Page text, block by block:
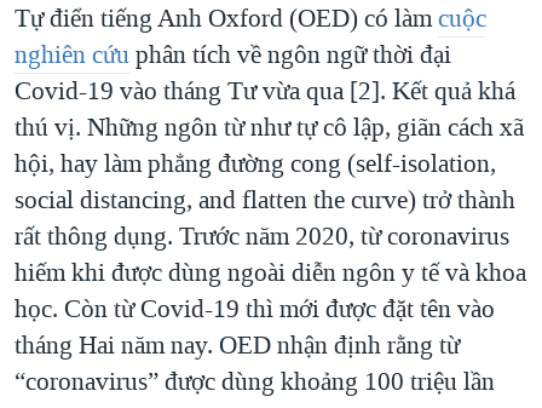
Tự điển tiếng Anh Oxford (OED) có làmcuộc
nghiên cứuphân tích về ngôn ngữ thời đại
Covid-19 vào tháng Tư vừa qua [2]. Kết quả khá
thú vị. Những ngôn từ như tự cô lập, giãn cách xã
hội, hay làm phẳng đường cong (self-isolation,
social distancing, and flatten the curve) trở thành
rất thông dụng. Trước năm 2020, từ coronavirus
hiếm khi được dùng ngoài diễn ngôn y tế và khoa
học. Còn từ Covid-19 thì mới được đặt tên vào
tháng Hai năm nay. OED nhận định rằng từ
“coronavirus” được dùng khoảng 100 triệu lần